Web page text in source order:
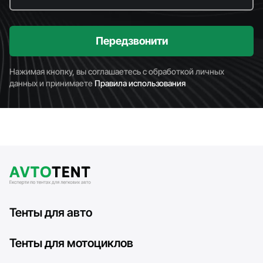
Передзвонити
Нажимая кнопку, вы соглашаетесь с обработкой личных
данных и принимаетеПравила использования
Тенты для авто
Тенты для мотоциклов